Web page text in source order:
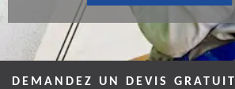
DEMANDEZ UN DEVIS GRATUIT